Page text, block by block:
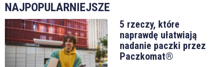
NAJPOPULARNIEJSZE
5 rzeczy, które
naprawdę ułatwiają
nadanie paczki przez
Paczkomat®